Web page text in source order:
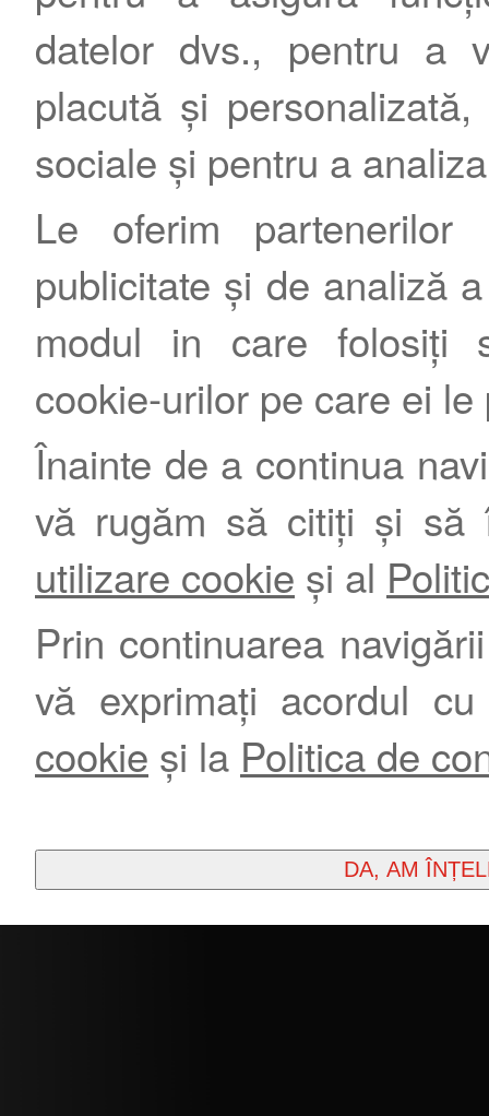
datelor dvs., pentru a
placută și
sociale și pentru a
Le oferim
publicitate și de analiză
modul in care folosiți
cookie-urilor pe care ei le
Înainte de a continua
vă rugăm să citiți și să
utilizare cookie și al
Prin continuarea
vă exprimați acordul
cookie și la Politica de